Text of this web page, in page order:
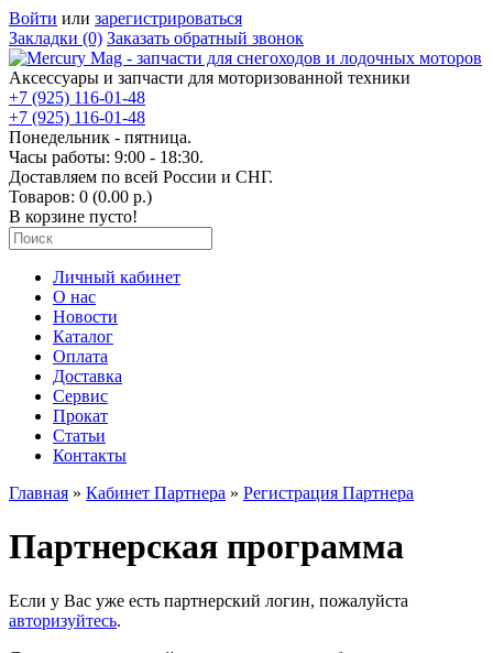
Войти или зарегистрироваться
Закладки (0) Заказать обратный звонок
Аксессуары и запчасти для моторизованной техники
+7 (925) 116-01-48
+7 (925) 116-01-48
Понедельник - пятница.
Часы работы: 9:00 - 18:30.
Доставляем по всей России и СНГ.
Товаров: 0 (0.00 р.)
В корзине пусто!
Личный кабинет
О нас
Новости
Каталог
Оплата
Доставка
Сервис
Прокат
Статьи
Контакты
Главная » Кабинет Партнера » Регистрация Партнера
Партнерская программа
Если у Вас уже есть партнерский логин, пожалуйста
авторизуйтесь.